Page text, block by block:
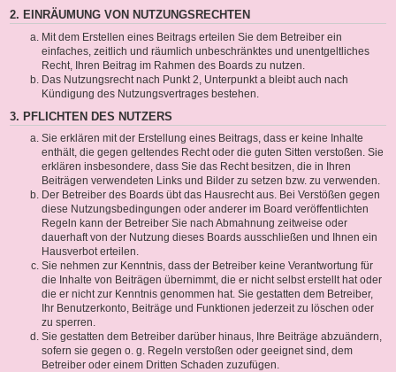
2. EINRÄUMUNG VON NUTZUNGSRECHTEN
Mit dem Erstellen eines Beitrags erteilen Sie dem Betreiber ein
einfaches, zeitlich und räumlich unbeschränktes und unentgeltliches
Recht, Ihren Beitrag im Rahmen des Boards zu nutzen.
Das Nutzungsrecht nach Punkt 2, Unterpunkt a bleibt auch nach
Kündigung des Nutzungsvertrages bestehen.
3. PFLICHTEN DES NUTZERS
Sie erklären mit der Erstellung eines Beitrags, dass er keine Inhalte
enthält, die gegen geltendes Recht oder die guten Sitten verstoßen. Sie
erklären insbesondere, dass Sie das Recht besitzen, die in Ihren
Beiträgen verwendeten Links und Bilder zu setzen bzw. zu verwenden.
Der Betreiber des Boards übt das Hausrecht aus. Bei Verstößen gegen
diese Nutzungsbedingungen oder anderer im Board veröffentlichten
Regeln kann der Betreiber Sie nach Abmahnung zeitweise oder
dauerhaft von der Nutzung dieses Boards ausschließen und Ihnen ein
Hausverbot erteilen.
Sie nehmen zur Kenntnis, dass der Betreiber keine Verantwortung für
die Inhalte von Beiträgen übernimmt, die er nicht selbst erstellt hat oder
die er nicht zur Kenntnis genommen hat. Sie gestatten dem Betreiber,
Ihr Benutzerkonto, Beiträge und Funktionen jederzeit zu löschen oder
zu sperren.
Sie gestatten dem Betreiber darüber hinaus, Ihre Beiträge abzuändern,
sofern sie gegen o. g. Regeln verstoßen oder geeignet sind, dem
Betreiber oder einem Dritten Schaden zuzufügen.